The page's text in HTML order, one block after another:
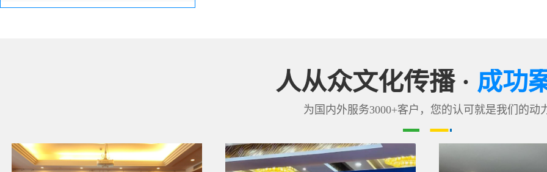
人从众文化传播 · 成功
为国内外服务3000+客户，您的认可就是我们的动